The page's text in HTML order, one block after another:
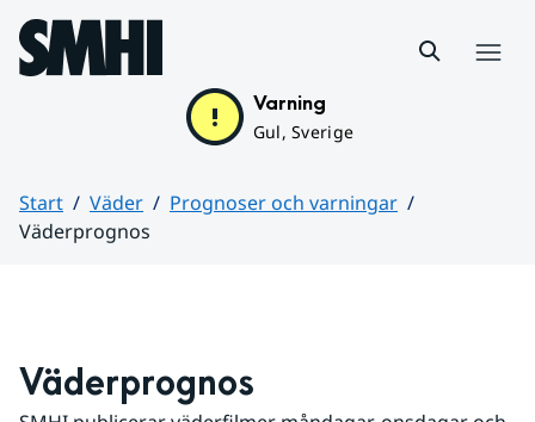
Hoppa till sidans innehåll
Varning
Gul, Sverige
Start Väder
Prognoser och varningar
Väderprognos
Väderprognos